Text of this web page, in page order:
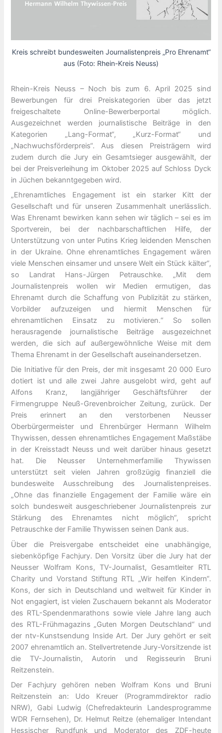
Kreis schreibt bundesweiten Journalistenpreis „Pro Ehrenamt“
aus (Foto: Rhein-Kreis Neuss)
Rhein-Kreis Neuss – Noch bis zum 6. April 2025 sind
Bewerbungen für drei Preiskategorien über das jetzt
freigeschaltete Online-Bewerberportal möglich.
Ausgezeichnet werden journalistische Beiträge in den
Kategorien „Lang-Format“, „Kurz-Format“ und
„Nachwuchsförderpreis“. Aus diesen Preisträgern wird
zudem durch die Jury ein Gesamtsieger ausgewählt, der
bei der Preisverleihung im Oktober 2025 auf Schloss Dyck
in Jüchen bekanntgegeben wird.
„Ehrenamtliches Engagement ist ein starker Kitt der
Gesellschaft und für unseren Zusammenhalt unerlässlich.
Was Ehrenamt bewirken kann sehen wir täglich – sei es im
Sportverein, bei der nachbarschaftlichen Hilfe, der
Unterstützung von unter Putins Krieg leidenden Menschen
in der Ukraine. Ohne ehrenamtliches Engagement wären
viele Menschen einsamer und unsere Welt ein Stück kälter“,
so Landrat Hans-Jürgen Petrauschke. „Mit dem
Journalistenpreis wollen wir Medien ermutigen, das
Ehrenamt durch die Schaffung von Publizität zu stärken,
Vorbilder aufzuzeigen und hiermit Menschen für
ehrenamtlichen Einsatz zu motivieren.“ So sollen
herausragende journalistische Beiträge ausgezeichnet
werden, die sich auf außergewöhnliche Weise mit dem
Thema Ehrenamt in der Gesellschaft auseinandersetzen.
Die Initiative für den Preis, der mit insgesamt 20 000 Euro
dotiert ist und alle zwei Jahre ausgelobt wird, geht auf
Alfons Kranz, langjähriger Geschäftsführer der
Firmengruppe Neuß-Grevenbroicher Zeitung, zurück. Der
Preis erinnert an den verstorbenen Neusser
Oberbürgermeister und Ehrenbürger Hermann Wilhelm
Thywissen, dessen ehrenamtliches Engagement Maßstäbe
in der Kreisstadt Neuss und weit darüber hinaus gesetzt
hat. Die Neusser Unternehmerfamilie Thywissen
unterstützt seit vielen Jahren großzügig finanziell die
bundesweite Ausschreibung des Journalistenpreises.
„Ohne das finanzielle Engagement der Familie wäre ein
solch bundesweit ausgeschriebener Journalistenpreis zur
Stärkung des Ehrenamtes nicht möglich“, spricht
Petrauschke der Familie Thywissen seinen Dank aus.
Über die Preisvergabe entscheidet eine unabhängige,
siebenköpfige Fachjury. Den Vorsitz über die Jury hat der
Neusser Wolfram Kons, TV-Journalist, Gesamtleiter RTL
Charity und Vorstand Stiftung RTL „Wir helfen Kindern“.
Kons, der sich in Deutschland und weltweit für Kinder in
Not engagiert, ist vielen Zuschauern bekannt als Moderator
des RTL-Spendenmarathons sowie viele Jahre lang auch
des RTL-Frühmagazins „Guten Morgen Deutschland“ und
der ntv-Kunstsendung Inside Art. Der Jury gehört er seit
2007 ehrenamtlich an. Stellvertretende Jury-Vorsitzende ist
die TV-Journalistin, Autorin und Regisseurin Bruni
Reitzenstein.
Der Fachjury gehören neben Wolfram Kons und Bruni
Reitzenstein an: Udo Kreuer (Programmdirektor radio
NRW), Gabi Ludwig (Chefredakteurin Landesprogramme
WDR Fernsehen), Dr. Helmut Reitze (ehemaliger Intendant
Hessischer Rundfunk und Moderator des ZDF-heute